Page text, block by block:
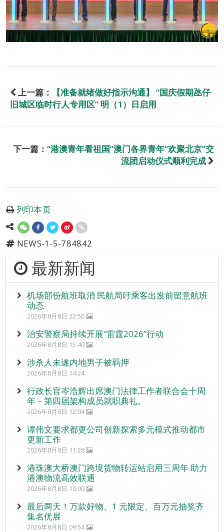
上一篇：
【准备就绪做好指示沟通】 “国庆假期氹仔
旧城区临时行人专用区” 明（1）日启用
下一篇： “港澳青年看祖国”澳门各界青年“欢聚北京”交
流团启动仪式顺利完成
列印本页
NEWS-1-5-784842
最新新闻
机场部份航班取消 民航局吁乘客出发前留意航班
动态
2026年8月8日 22:56
治安警察局持续开展“雷霆2026”行动
2026年8月8日 15:40
涉杀人未遂内地男子被羁押
2026年8月8日 14:24
行政长官岑浩辉出席澳门法律工作者联合会十周
年 – 第四届架构成员就职典礼。
2026年8月8日 12:04
谭伟文要求都更公司创新探索多元模式推动都市
更新工作
2026年8月8日 11:28
港珠澳大桥澳门跨境货物转运站启用三周年 助力
港澳物流高效联通
2026年8月8日 10:00
最后两天！万款好物、1 元限定、百万元抽奖齐
集名优展
2026年8月8日 09:54